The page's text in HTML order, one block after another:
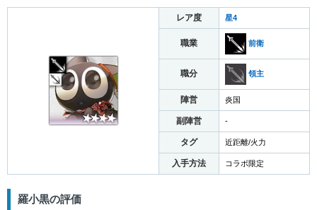
レア度 星4
職業 前衛
職分 領主
陣営 炎国
副陣営 -
タグ 近距離/火力
入手方法 コラボ限定
羅小黒の評価